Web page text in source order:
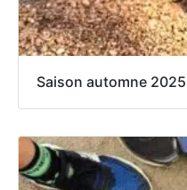
Saison automne